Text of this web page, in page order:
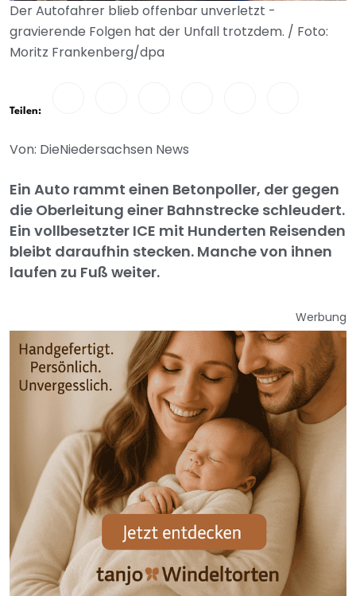
Der Autofahrer blieb offenbar unverletzt -
gravierende Folgen hat der Unfall trotzdem. / Foto:
Moritz Frankenberg/dpa
Teilen:
Von: DieNiedersachsen News
Ein Auto rammt einen Betonpoller, der gegen
die Oberleitung einer Bahnstrecke schleudert.
Ein vollbesetzter ICE mit Hunderten Reisenden
bleibt daraufhin stecken. Manche von ihnen
laufen zu Fuß weiter.
Werbung